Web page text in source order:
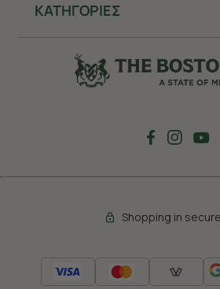
ΚΑΤΗΓΟΡΙΕΣ
Shopping in